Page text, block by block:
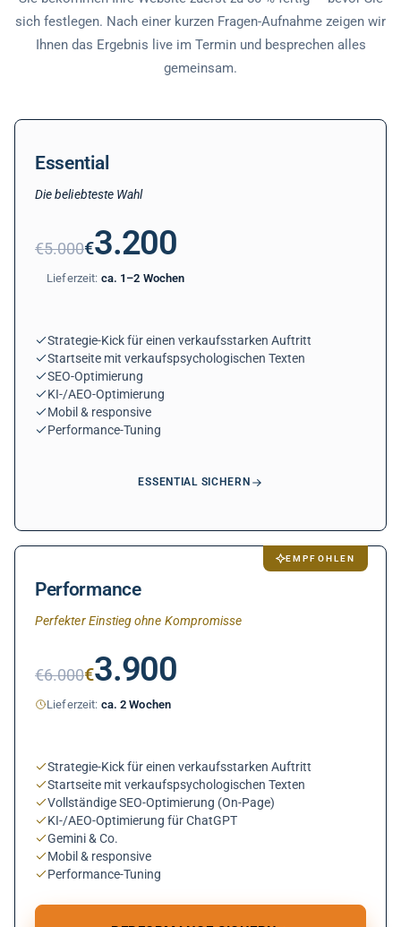
sich festlegen. Nach einer kurzen Fragen-Aufnahme zeigen wir
Ihnen das Ergebnis live im Termin und besprechen alles
gemeinsam.
Essential
Die beliebteste Wahl
€5.000€3.200
Lieferzeit: ca. 1–2 Wochen
Strategie-Kick für einen verkaufsstarken Auftritt
Startseite mit verkaufspsychologischen Texten
SEO-Optimierung
KI-/AEO-Optimierung
Mobil & responsive
Performance-Tuning
ESSENTIAL SICHERN
EMPFOHLEN
Performance
Perfekter Einstieg ohne Kompromisse
€6.000€3.900
Lieferzeit: ca. 2 Wochen
Strategie-Kick für einen verkaufsstarken Auftritt
Startseite mit verkaufspsychologischen Texten
Vollständige SEO-Optimierung (On-Page)
KI-/AEO-Optimierung für ChatGPT
Gemini & Co.
Mobil & responsive
Performance-Tuning